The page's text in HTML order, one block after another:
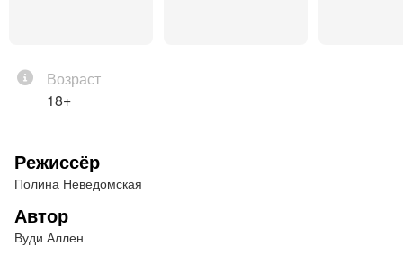
Хореограф – Евгения Лыкова
Сценическое движение – Игорь Качаев
Патраманский
Тот факт, что миром, увы, правит золотой телец,
давно не секрет. Но комфорт и престиж, которые
Возраст
18+
Режиссёр
Полина Неведомская
Автор
Вуди Аллен